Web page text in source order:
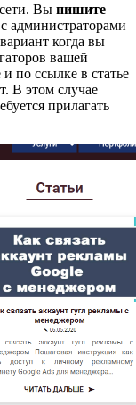
Вы пишите
администраторами
когда вы
вашей
по ссылке в статье
В этом случае
прилагать